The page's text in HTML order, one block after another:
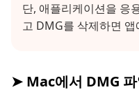
단, 애플리케이션을 응
고 DMG를 삭제하면
➤ Mac에서 DMG